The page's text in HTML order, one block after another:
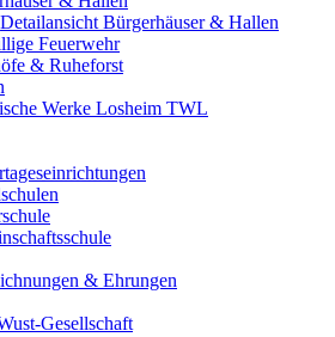
Detailansicht Bürgerhäuser & Hallen
Feuerwehr
& Ruheforst
Werke Losheim TWL
& Ehrungen
Gesellschaft